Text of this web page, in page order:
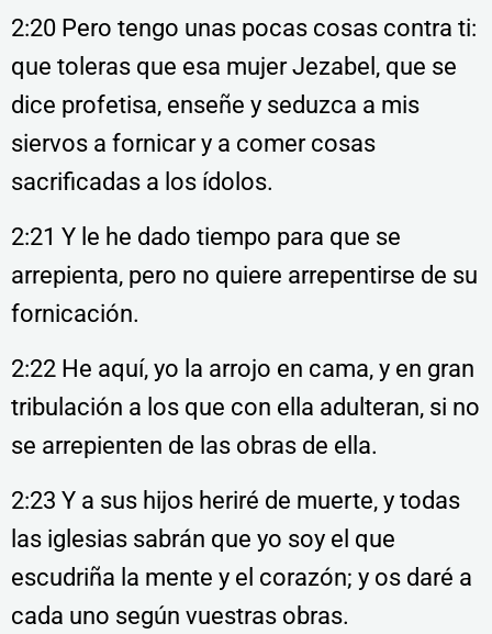
2:20 Pero tengo unas pocas cosas contra ti:
que toleras que esa mujer Jezabel, que se
dice profetisa, enseñe y seduzca a mis
siervos a fornicar y a comer cosas
sacrificadas a los ídolos.
2:21 Y le he dado tiempo para que se
arrepienta, pero no quiere arrepentirse de su
fornicación.
2:22 He aquí, yo la arrojo en cama, y en gran
tribulación a los que con ella adulteran, si no
se arrepienten de las obras de ella.
2:23 Y a sus hijos heriré de muerte, y todas
las iglesias sabrán que yo soy el que
escudriña la mente y el corazón; y os daré a
cada uno según vuestras obras.